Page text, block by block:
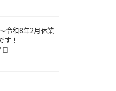
令和8年2月休業
す！